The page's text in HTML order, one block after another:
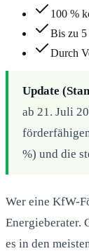
100 %
Bis zu 5
Durch
Update
ab 21. Juli
%) und die
Wer eine KfW-
Energieberater.
es in den